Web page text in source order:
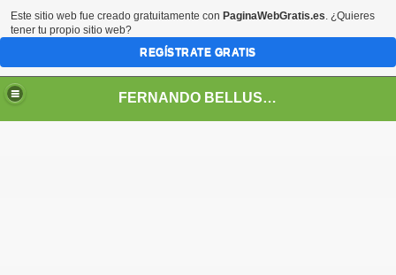
FERNANDO BELLUSCHI
Este sitio web fue creado gratuitamente con PaginaWebGratis.es. ¿Quieres
tener tu propio sitio web?
REGÍSTRATE GRATIS